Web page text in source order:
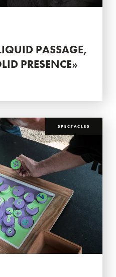
PASSAGE,
PRESENCE»
SPECTACLES